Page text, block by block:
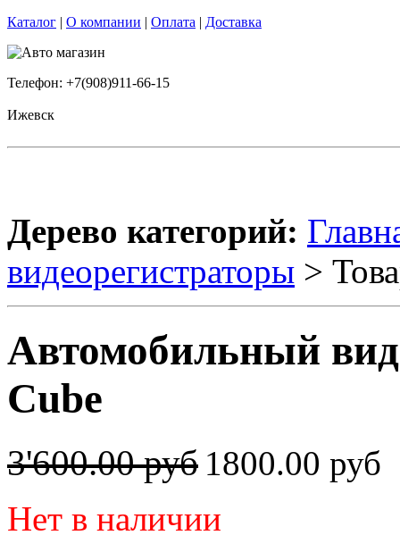
Каталог | О компании | Оплата | Доставка
Телефон: +7(908)911-66-15
Ижевск
Дерево категорий:
видеорегистраторы >
Автомобильный
Cube
3'600.00 руб 1800.00 руб
Нет в наличии